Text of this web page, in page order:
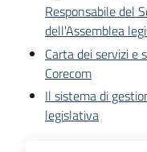
Responsabile del
dell'Assemblea
Carta dei servizi e
Corecom
Il sistema di
legislativa